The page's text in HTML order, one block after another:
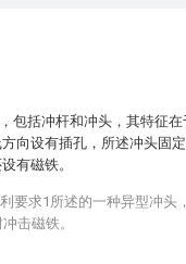
包括冲杆和冲头，其特征
向设有插孔，所述冲头固
有磁铁。
要求1所述的一种异型冲头
击磁铁。